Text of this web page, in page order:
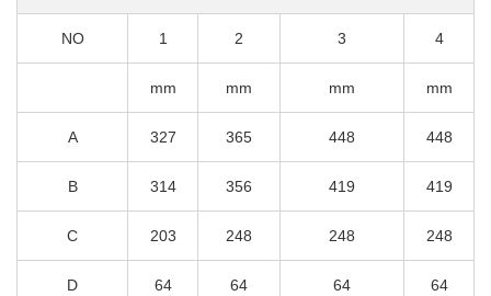
NO 1 2 3 4
mm mm mm mm
A 327 365 448 448
B 314 356 419 419
C 203 248 248 248
D 64 64 64 64